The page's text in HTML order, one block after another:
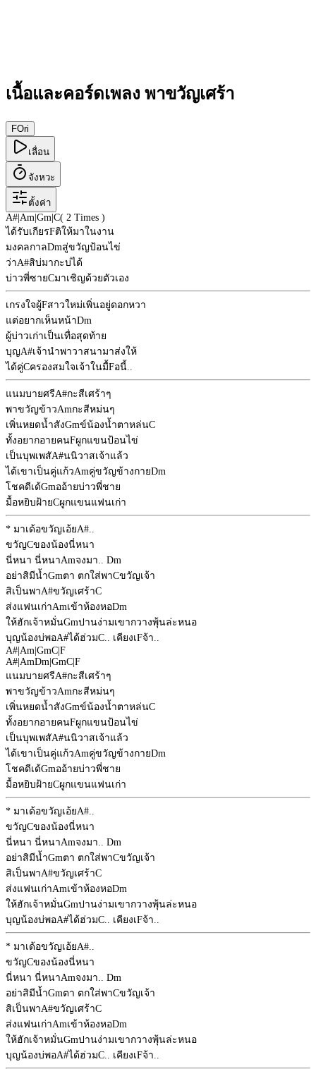
เนื้อและคอร์ดเพลง พาขวัญเศร้า
FOri
เลื่อน
จังหวะ
ตั้งค่า
A# Am Gm C( 2 Times )
ได้รับเกียรFติให้มาในงาน
มงคลกาลDmสู่ขวัญป้อนไข่
ว่าA#สิบ่มากะบ่ได้
บ่าวพี่ซายCมาเชิญด้วยตัวเอง
เกรงใจผู้Fสาวใหม่เพิ่นอยู่ดอกหวา
แต่อยากเห็นหน้าDm
ผู้บ่าวเก่าเป็นเทื่อสุดท้าย
บุญA#เจ้านำพาวาสนามาส่งให้
ได้คู่Cครองสมใจเจ้าในมื้Fอนี้..
แนมบายศรีA#กะสีเศร้าๆ
พาขวัญข้าวAmกะสีหม่นๆ
เพิ่นหยดน้ำสังGmข์น้องน้ำตาหล่นC
ทั้งอยากอายคนFผูกแขนป้อนไข่
เป็นบุพเพสัA#นนิวาสเจ้าแล้ว
ได้เขาเป็นคู่แก้วAmคู่ขวัญข้างกายDm
โชคดีเด้Gmออ้ายบ่าวพี่ชาย
มื้อหยิบฝ้ายCผูกแขนแฟนเก่า
* มาเด้อขวัญเอ้ยA#..
ขวัญCของน้องนี่หนา
นี่หนา นี่หนาAmจงมา.. Dm
อย่าสิมีน้ำGmตา ตกใส่พาCขวัญเจ้า
สิเป็นพาA#ขวัญเศร้าC
ส่งแฟนเก่าAmเข้าห้องหอDm
ให้ฮักเจ้าหมั่นGmปานง่ามเขากวางพุ้นล่ะหนอ
บุญน้องบ่พอA#ได้ฮ่วมC.. เคียงเFจ้า..
A# Am GmC F
A# AmDm GmC F
แนมบายศรีA#กะสีเศร้าๆ
พาขวัญข้าวAmกะสีหม่นๆ
เพิ่นหยดน้ำสังGmข์น้องน้ำตาหล่นC
ทั้งอยากอายคนFผูกแขนป้อนไข่
เป็นบุพเพสัA#นนิวาสเจ้าแล้ว
ได้เขาเป็นคู่แก้วAmคู่ขวัญข้างกายDm
โชคดีเด้Gmออ้ายบ่าวพี่ชาย
มื้อหยิบฝ้ายCผูกแขนแฟนเก่า
* มาเด้อขวัญเอ้ยA#..
ขวัญCของน้องนี่หนา
นี่หนา นี่หนาAmจงมา.. Dm
อย่าสิมีน้ำGmตา ตกใส่พาCขวัญเจ้า
สิเป็นพาA#ขวัญเศร้าC
ส่งแฟนเก่าAmเข้าห้องหอDm
ให้ฮักเจ้าหมั่นGmปานง่ามเขากวางพุ้นล่ะหนอ
บุญน้องบ่พอA#ได้ฮ่วมC.. เคียงเFจ้า..
* มาเด้อขวัญเอ้ยA#..
ขวัญCของน้องนี่หนา
นี่หนา นี่หนาAmจงมา.. Dm
อย่าสิมีน้ำGmตา ตกใส่พาCขวัญเจ้า
สิเป็นพาA#ขวัญเศร้าC
ส่งแฟนเก่าAmเข้าห้องหอDm
ให้ฮักเจ้าหมั่นGmปานง่ามเขากวางพุ้นล่ะหนอ
บุญน้องบ่พอA#ได้ฮ่วมC.. เคียงเFจ้า..